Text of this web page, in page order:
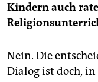
Kindern auch
Nein. Die
Dialog ist doch,